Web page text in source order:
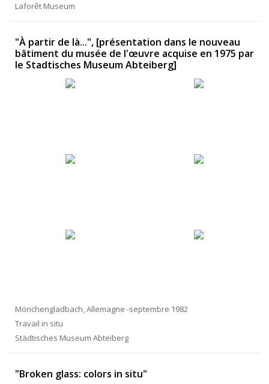
Laforêt Museum
"À partir de là...", [présentation dans le nouveau
bâtiment du musée de l'œuvre acquise en 1975 par
le Stadtisches Museum Abteiberg]
Mönchengladbach, Allemagne -septembre 1982
Travail in situ
Städtisches Museum Abteiberg
"Broken glass: colors in situ"